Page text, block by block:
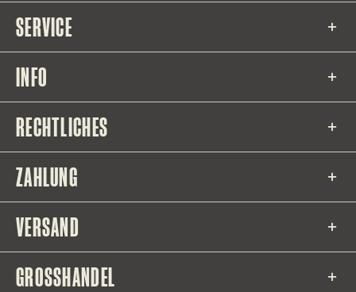
SERVICE
INFO
RECHTLICHES
ZAHLUNG
VERSAND
GROSSHANDEL